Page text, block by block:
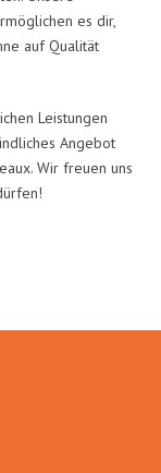
es dir,
auf Qualität
Leistungen
Angebot
Wir freuen uns